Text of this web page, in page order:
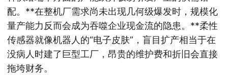
配。**在整机厂需求尚未出现几何级爆发时，规模化
量产能力反而会成为吞噬企业现金流的隐患。**柔性
传感器就像机器人的“电子皮肤”，盲目扩产相当于在
没病人时建了巨型工厂，昂贵的维护费和折旧会直接
拖垮财务。